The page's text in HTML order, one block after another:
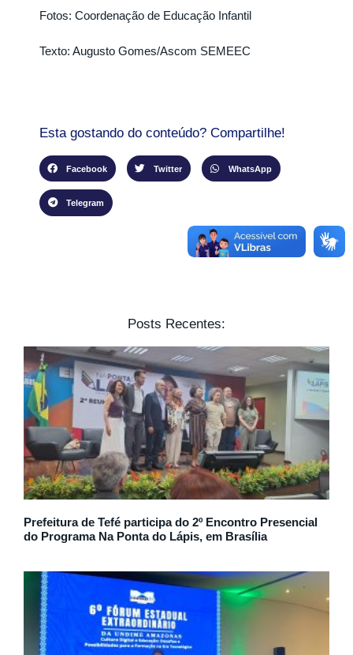
Fotos: Coordenação de Educação Infantil
Texto: Augusto Gomes/Ascom SEMEEC
Esta gostando do conteúdo? Compartilhe!
Facebook Twitter WhatsApp
Telegram
Posts Recentes:
Prefeitura de Tefé participa do 2º Encontro Presencial
do Programa Na Ponta do Lápis, em Brasília